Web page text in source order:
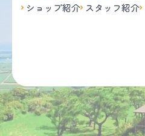
ショップ紹介 スタッフ紹介